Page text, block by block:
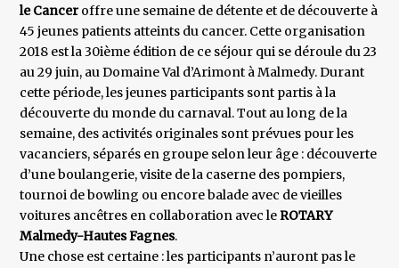
le Cancer offre une semaine de détente et de découverte à
45 jeunes patients atteints du cancer. Cette organisation
2018 est la 30ième édition de ce séjour qui se déroule du 23
au 29 juin, au Domaine Val d’Arimont à Malmedy. Durant
cette période, les jeunes participants sont partis à la
découverte du monde du carnaval. Tout au long de la
semaine, des activités originales sont prévues pour les
vacanciers, séparés en groupe selon leur âge : découverte
d’une boulangerie, visite de la caserne des pompiers,
tournoi de bowling ou encore balade avec de vieilles
voitures ancêtres en collaboration avec leROTARY
Malmedy-Hautes Fagnes.
Une chose est certaine : les participants n’auront pas le